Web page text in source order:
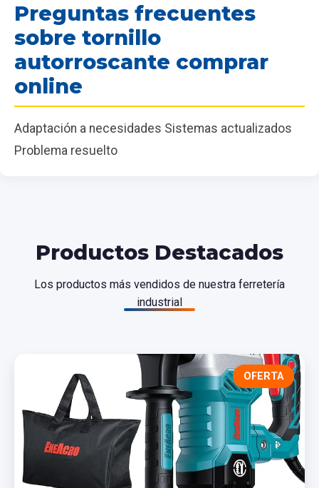
Preguntas frecuentes
sobre tornillo
autorroscante comprar
online
Adaptación a necesidades Sistemas actualizados
Problema resuelto
Productos Destacados
Los productos más vendidos de nuestra ferretería
industrial
OFERTA